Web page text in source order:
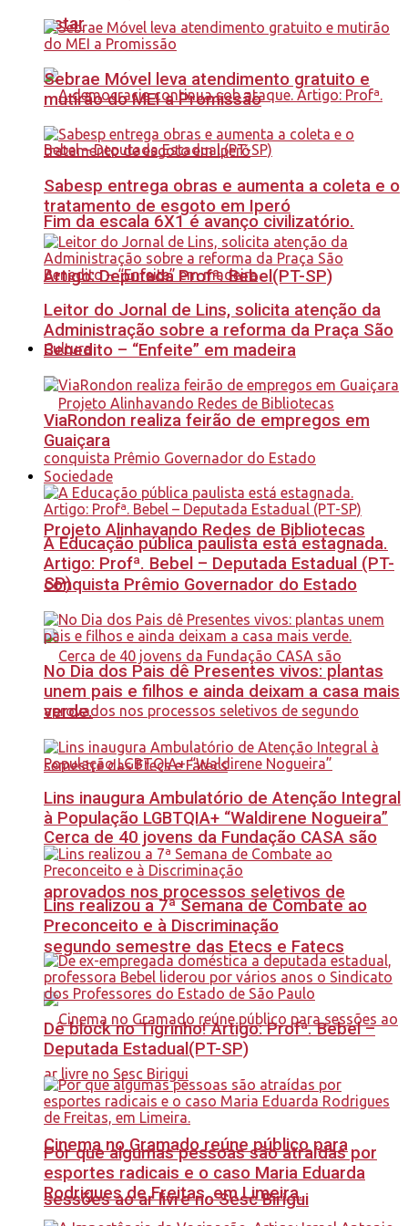
estar
Fim da escala 6X1 é avanço civilizatório.
Artigo: Deputada Profª. Bebel(PT-SP)
Cultura
Projeto Alinhavando Redes de Bibliotecas
conquista Prêmio Governador do Estado
Cerca de 40 jovens da Fundação CASA são
aprovados nos processos seletivos de
segundo semestre das Etecs e Fatecs
Cinema no Gramado reúne público para
sessões ao ar livre no Sesc Birigui
Sebrae Móvel leva atendimento gratuito e
mutirão do MEI a Promissão
Sabesp entrega obras e aumenta a coleta e o
tratamento de esgoto em Iperó
Leitor do Jornal de Lins, solicita atenção da
Administração sobre a reforma da Praça São
Benedito – “Enfeite” em madeira
ViaRondon realiza feirão de empregos em
Guaiçara
Sociedade
A Educação pública paulista está estagnada.
Artigo: Profª. Bebel – Deputada Estadual (PT-
SP)
No Dia dos Pais dê Presentes vivos: plantas
unem pais e filhos e ainda deixam a casa mais
verde.
Lins inaugura Ambulatório de Atenção Integral
à População LGBTQIA+ “Waldirene Nogueira”
Lins realizou a 7ª Semana de Combate ao
Preconceito e à Discriminação
Dê block no Tigrinho! Artigo: Profª. Bebel –
Deputada Estadual(PT-SP)
Por que algumas pessoas são atraídas por
esportes radicais e o caso Maria Eduarda
Rodrigues de Freitas, em Limeira.